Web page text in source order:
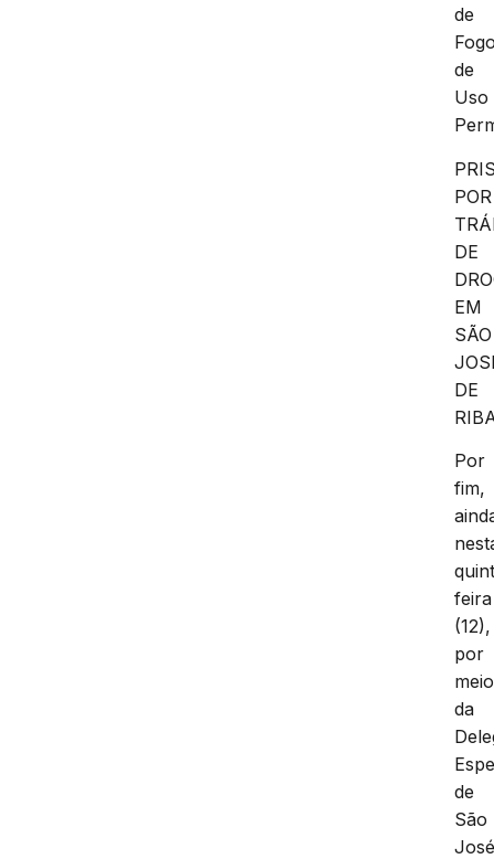
de
de
Uso
POR
DE
EM
SÃO
DE
Por
fim,
feira
(12),
por
meio
da
de
São